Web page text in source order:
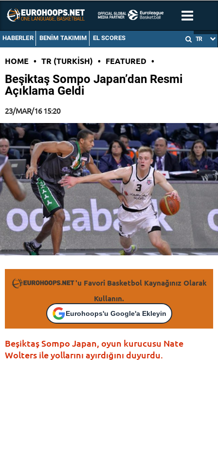
HABERLER BENIM TAKIMIM EL SCORES TR
HOME • TR (TURKISH) • FEATURED •
Beşiktaş Sompo Japan’dan Resmi
Açıklama Geldi
23/MAR/16 15:20
'u Favori Basketbol Kaynağınız Olarak
Kullanın.
Eurohoops'u Google'a Ekleyin
Beşiktaş Sompo Japan, oyun kurucusu Nate
Wolters ile yollarını ayırdığını duyurdu.